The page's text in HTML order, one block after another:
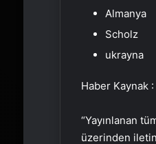
Almanya
Scholz
ukrayna
Haber Kaynak
“Yayınlanan
üzerinden